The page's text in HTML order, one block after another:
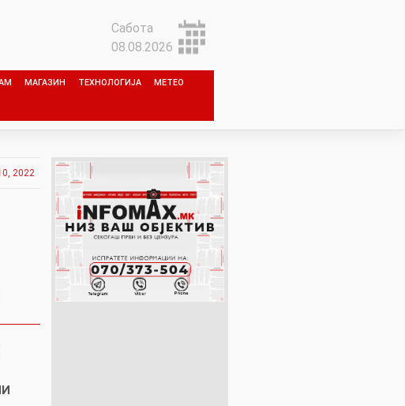
Сабота
08.08.2026
МАГАЗИН ТЕХНОЛОГИЈА МЕТЕО
2022